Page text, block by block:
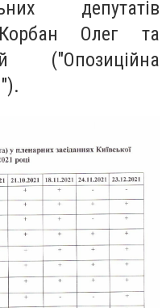
депутатів
Олег та
("Опозиційна
).